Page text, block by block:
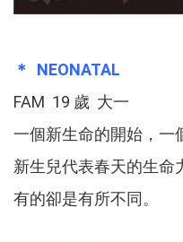
＊ NEONATAL
FAM 19 歲 大一
一個新生命的開始，一
新生兒代表春天的生命
有的卻是有所不同。